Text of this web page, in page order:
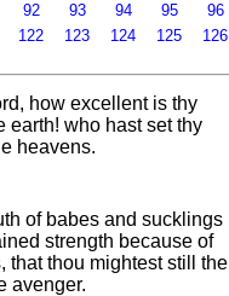
92 93 94 95 96
122 123 124 125 126
how excellent is thy
earth! who hast set thy
heavens.
of babes and sucklings
strength because of
that thou mightest still the
avenger.